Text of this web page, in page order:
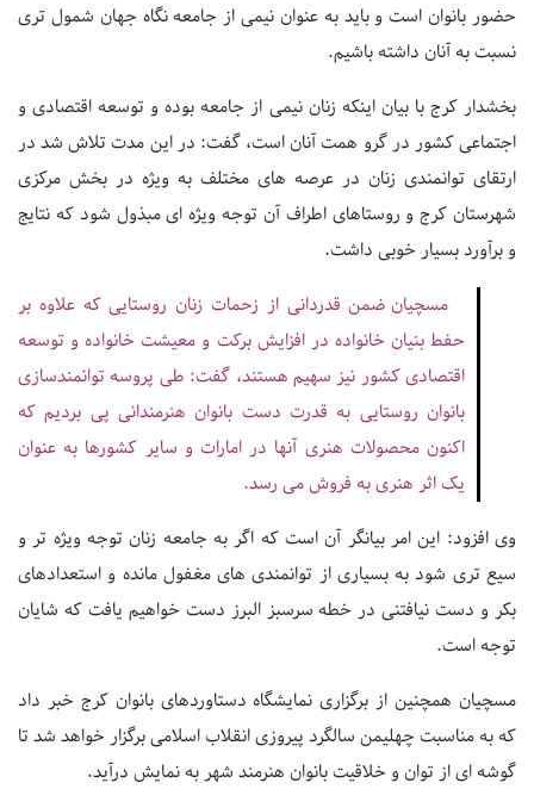
حضور بانوان است و باید به عنوان نیمی از جامعه نگاه جهان شمول تری
نسبت به آنان داشته باشیم.
بخشدار کرج با بیان اینکه زنان نیمی از جامعه بوده و توسعه اقتصادی و
اجتماعی کشور در گرو همت آنان است، گفت: در این مدت تلاش شد در
ارتقای توانمندی زنان در عرصه های مختلف به ویژه در بخش مرکزی
شهرستان کرج و روستاهای اطراف آن توجه ویژه ای مبذول شود که نتایج
و برآورد بسیار خوبی داشت.
مسچیان ضمن قدردانی از زحمات زنان روستایی که علاوه بر
حفط بنیان خانواده در افزایش برکت و معیشت خانواده و توسعه
اقتصادی کشور نیز سهیم هستند، گفت: طی پروسه توانمندسازی
بانوان روستایی به قدرت دست بانوان هنرمندانی پی بردیم که
اکنون محصولات هنری آنها در امارات و سایر کشورها به عنوان
یک اثر هنری به فروش می رسد.
وی افزود: این امر بیانگر آن است که اگر به جامعه زنان توجه ویژه تر و
سیع تری شود به بسیاری از توانمندی های مغفول مانده و استعدادهای
بکر و دست نیافتنی در خطه سرسبز البرز دست خواهیم یافت که شایان
توجه است.
مسچیان همچنین از برگزاری نمایشگاه دستاوردهای بانوان کرج خبر داد
که به مناسبت چهلیمن سالگرد پیروزی انقلاب اسلامی برگزار خواهد شد تا
گوشه ای از توان و خلاقیت بانوان هنرمند شهر به نمایش درآید.